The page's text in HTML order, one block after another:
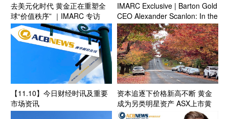
去美元化时代 黄金正在重塑全
球“价值秩序” ｜IMARC 专访
Barton Gold（ASX: BGD）首席
执行官 Alexander Scanlon
IMARC Exclusive | Barton Gold
CEO Alexander Scanlon: In the
Age of De-Dollarisation, Gold
Is Re-Shaping the Global
Value Order
【11.10】今日财经时讯及重要
市场资讯
资本追逐下价格新高不断 黄金
成为另类明星资产 ASX上市黄
金公司受追捧